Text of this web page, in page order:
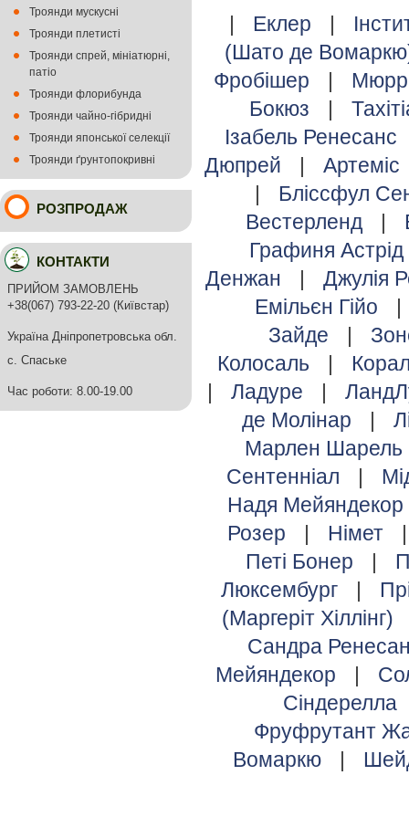
|
Еклер |
(Шато де
Фробішер
|
Бокюз
|
Ізабель Ренесанс
Дюпрей
|
Артеміс
|
Бліссфул
Вестерленд
|
Графиня
Денжан
|
Джулія
Емільєн Гійо
|
Зайде
|
Колосаль
|
|
Ладуре |
де Молінар
|
Марлен Шарель
Сентенніал
|
Надя Мейяндекор
Розер
| Німет
Петі Бонер
|
Люксембург
|
(Маргеріт Хіллінг)
Сандра
Мейяндекор
|
Сіндерелла
Фруфрутант
Вомаркю
|
Троянди мускусні
Троянди плетисті
Троянди спрей, мініатюрні,
патіо
Троянди флорибунда
Троянди чайно-гібридні
Троянди японської селекції
Троянди ґрунтопокривні
РОЗПРОДАЖ
КОНТАКТИ
ПРИЙОМ ЗАМОВЛЕНЬ
+38(067) 793-22-20 (Київстар)
Україна Дніпропетровська обл.
с. Спаське
Час роботи: 8.00-19.00